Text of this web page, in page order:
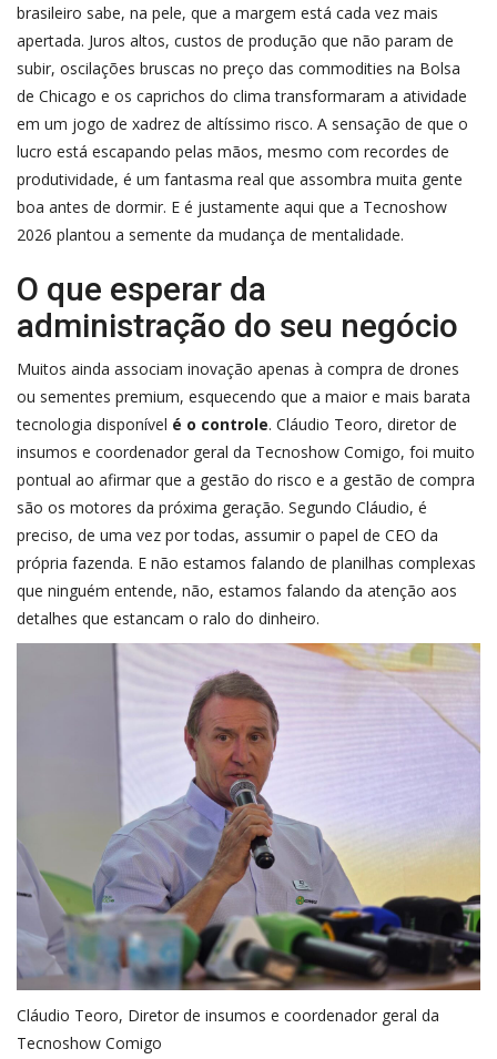
brasileiro sabe, na pele, que a margem está cada vez mais
apertada. Juros altos, custos de produção que não param de
subir, oscilações bruscas no preço das commodities na Bolsa
de Chicago e os caprichos do clima transformaram a atividade
em um jogo de xadrez de altíssimo risco. A sensação de que o
lucro está escapando pelas mãos, mesmo com recordes de
produtividade, é um fantasma real que assombra muita gente
boa antes de dormir. E é justamente aqui que a Tecnoshow
2026 plantou a semente da mudança de mentalidade.
O que esperar da
administração do seu negócio
Muitos ainda associam inovação apenas à compra de drones
ou sementes premium, esquecendo que a maior e mais barata
tecnologia disponível é o controle. Cláudio Teoro, diretor de
insumos e coordenador geral da Tecnoshow Comigo, foi muito
pontual ao afirmar que a gestão do risco e a gestão de compra
são os motores da próxima geração. Segundo Cláudio, é
preciso, de uma vez por todas, assumir o papel de CEO da
própria fazenda. E não estamos falando de planilhas complexas
que ninguém entende, não, estamos falando da atenção aos
detalhes que estancam o ralo do dinheiro.
Cláudio Teoro, Diretor de insumos e coordenador geral da
Tecnoshow Comigo